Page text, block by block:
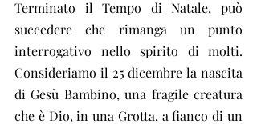
Terminato il Tempo di Natale, può
succedere che rimanga un punto
interrogativo nello spirito di molti.
Consideriamo il 25 dicembre la nascita
di Gesù Bambino, una fragile creatura
che è Dio, in una Grotta, a fianco di un